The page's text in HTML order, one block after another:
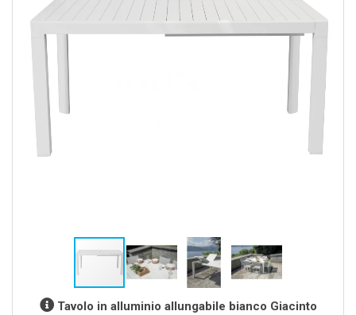
Tavolo in alluminio allungabile bianco Giacinto